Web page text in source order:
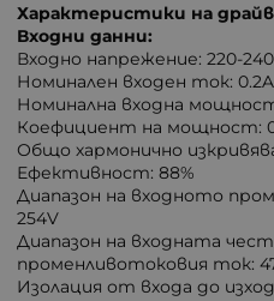
Характеристики на
Входни данни:
Входно напрежение: 220-
Номинален входен ток: 0.2A
Номинална входна
Коефициент на мощност:
Общо хармонично
Ефективност: 88%
Диапазон на входното
254V
Диапазон на входната
променливотоковия ток:
Изолация от входа до